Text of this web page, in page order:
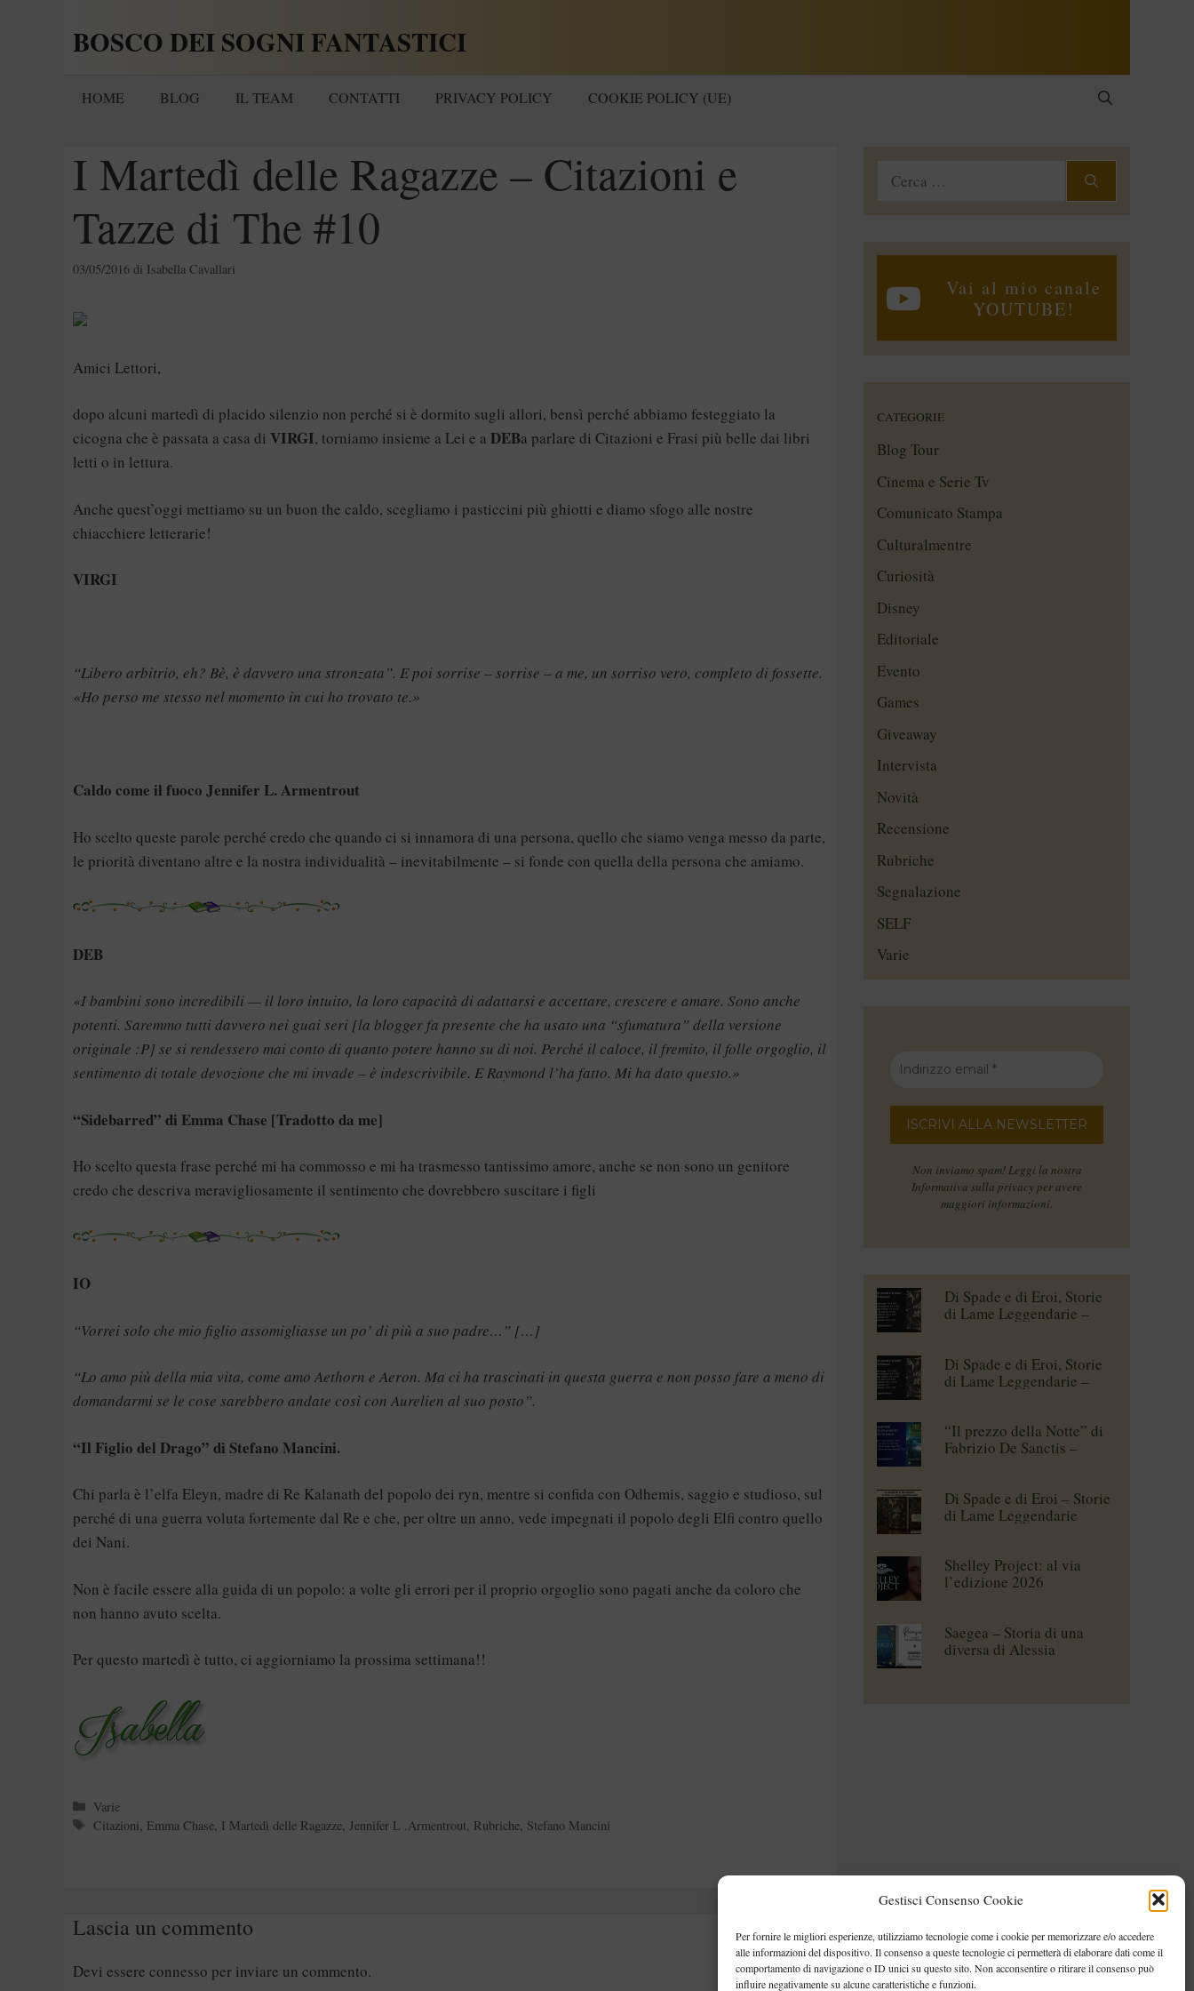
Gestisci Consenso Cookie
Per fornire le migliori esperienze, utilizziamo tecnologie come i cookie per memorizzare e/o accedere
alle informazioni del dispositivo. Il consenso a queste tecnologie ci permetterà di elaborare dati come il
comportamento di navigazione o ID unici su questo sito. Non acconsentire o ritirare il consenso può
influire negativamente su alcune caratteristiche e funzioni.
BOSCO DEI SOGNI FANTASTICI
HOME BLOG IL TEAM CONTATTI PRIVACY POLICY COOKIE POLICY (UE)
I Martedì delle Ragazze – Citazioni e
Tazze di The #10
03/05/2016 di Isabella Cavallari
Amici Lettori,
dopo alcuni martedì di placido silenzio non perché si è dormito sugli allori, bensì perché abbiamo festeggiato la
cicogna che è passata a casa di VIRGI, torniamo insieme a Lei e a DEBa parlare di Citazioni e Frasi più belle dai libri
letti o in lettura.
Anche quest’oggi mettiamo su un buon the caldo, scegliamo i pasticcini più ghiotti e diamo sfogo alle nostre
chiacchiere letterarie!
VIRGI
“Libero arbitrio, eh? Bè, è davvero una stronzata”. E poi sorrise – sorrise – a me, un sorriso vero, completo di fossette.
«Ho perso me stesso nel momento in cui ho trovato te.»
Caldo come il fuoco Jennifer L. Armentrout
Ho scelto queste parole perché credo che quando ci si innamora di una persona, quello che siamo venga messo da parte,
le priorità diventano altre e la nostra individualità – inevitabilmente – si fonde con quella della persona che amiamo.
DEB
«I bambini sono incredibili — il loro intuito, la loro capacità di adattarsi e accettare, crescere e amare. Sono anche
potenti. Saremmo tutti davvero nei guai seri [la blogger fa presente che ha usato una “sfumatura” della versione
originale :P] se si rendessero mai conto di quanto potere hanno su di noi. Perché il caloce, il fremito, il folle orgoglio, il
sentimento di totale devozione che mi invade – è indescrivibile. E Raymond l’ha fatto. Mi ha dato questo.»
“Sidebarred” di Emma Chase [Tradotto da me]
Ho scelto questa frase perché mi ha commosso e mi ha trasmesso tantissimo amore, anche se non sono un genitore
credo che descriva meravigliosamente il sentimento che dovrebbero suscitare i figli
IO
“Vorrei solo che mio figlio assomigliasse un po’ di più a suo padre…” […]
“Lo amo più della mia vita, come amo Aethorn e Aeron. Ma ci ha trascinati in questa guerra e non posso fare a meno di
domandarmi se le cose sarebbero andate così con Aurelien al suo posto”.
“Il Figlio del Drago” di Stefano Mancini.
Chi parla è l’elfa Eleyn, madre di Re Kalanath del popolo dei ryn, mentre si confida con Odhemis, saggio e studioso, sul
perché di una guerra voluta fortemente dal Re e che, per oltre un anno, vede impegnati il popolo degli Elfi contro quello
dei Nani.
Non è facile essere alla guida di un popolo: a volte gli errori per il proprio orgoglio sono pagati anche da coloro che
non hanno avuto scelta.
Per questo martedì è tutto, ci aggiorniamo la prossima settimana!!
Categorie
Varie
Tag
Citazioni Emma Chase I Martedì delle Ragazze ,Jennifer L .Armentrout Rubriche Stefano Mancini
Lascia un commento
Devi essere connesso per inviare un commento.
Ricerca
Vai al mio canale
YOUTUBE!
CATEGORIE
Blog Tour
Cinema e Serie Tv
Comunicato Stampa
Culturalmentre
Curiosità
Disney
Editoriale
Evento
Games
Giveaway
Intervista
Novità
Recensione
Rubriche
Segnalazione
SELF
Varie
Non inviamo spam! Leggi la nostra
Informativa sulla privacy per avere
maggiori informazioni.
Di Spade e di Eroi, Storie
di Lame Leggendarie –
Di Spade e di Eroi, Storie
di Lame Leggendarie –
“Il prezzo della Notte” di
Fabrizio De Sanctis –
Di Spade e di Eroi – Storie
di Lame Leggendarie
Shelley Project: al via
l’edizione 2026
Saegea – Storia di una
diversa di Alessia